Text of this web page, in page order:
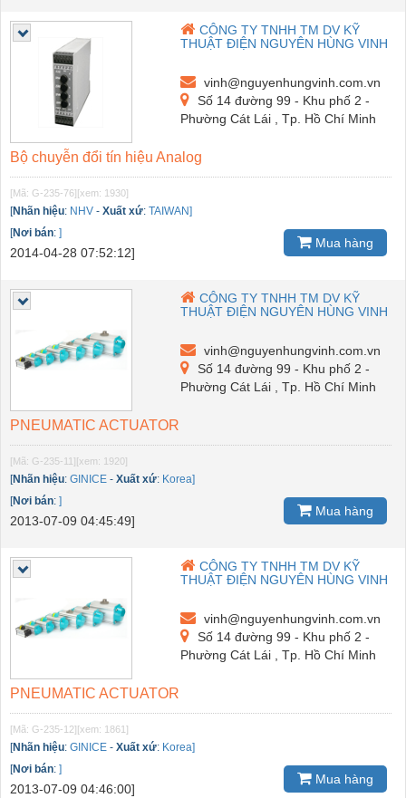
CÔNG TY TNHH TM DV KỸ
THUẬT ĐIỆN NGUYÊN HÙNG VINH
vinh@nguyenhungvinh.com.vn
Số 14 đường 99 - Khu phố 2 -
Phường Cát Lái , Tp. Hồ Chí Minh
Bộ chuyễn đổi tín hiệu Analog
[Mã: G-235-76][xem: 1930]
[Nhãn hiệu: NHV - Xuất xứ: TAIWAN]
[Nơi bán: ]
2014-04-28 07:52:12]
Mua hàng
CÔNG TY TNHH TM DV KỸ
THUẬT ĐIỆN NGUYÊN HÙNG VINH
vinh@nguyenhungvinh.com.vn
Số 14 đường 99 - Khu phố 2 -
Phường Cát Lái , Tp. Hồ Chí Minh
PNEUMATIC ACTUATOR
[Mã: G-235-11][xem: 1920]
[Nhãn hiệu: GINICE - Xuất xứ: Korea]
[Nơi bán: ]
2013-07-09 04:45:49]
Mua hàng
CÔNG TY TNHH TM DV KỸ
THUẬT ĐIỆN NGUYÊN HÙNG VINH
vinh@nguyenhungvinh.com.vn
Số 14 đường 99 - Khu phố 2 -
Phường Cát Lái , Tp. Hồ Chí Minh
PNEUMATIC ACTUATOR
[Mã: G-235-12][xem: 1861]
[Nhãn hiệu: GINICE - Xuất xứ: Korea]
[Nơi bán: ]
2013-07-09 04:46:00]
Mua hàng